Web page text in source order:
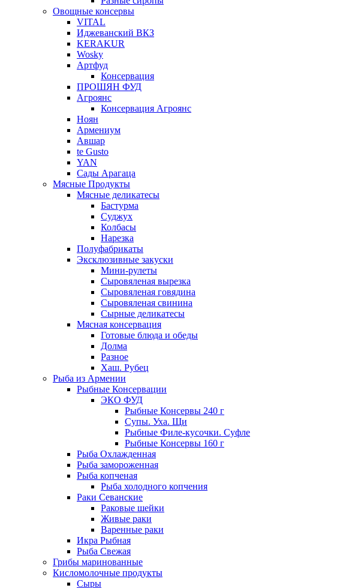
Овощные консервы
VITAL
Иджеванский ВКЗ
KERAKUR
Wosky
Артфуд
Консервация
ПРОШЯН ФУД
Агроянс
Консервация Агроянс
Ноян
Армениум
Авшар
te Gusto
YAN
Сады Арагаца
Мясные Продукты
Мясные деликатесы
Бастурма
Суджух
Колбасы
Нарезка
Полуфабрикаты
Эксклюзивные закуски
Мини-рулеты
Сыровяленая вырезка
Сыровяленая говядина
Сыровяленая свинина
Сырные деликатесы
Мясная консервация
Готовые блюда и обеды
Долма
Разное
Хаш. Рубец
Рыба из Армении
Рыбные Консервации
ЭКО ФУД
Рыбные Консервы 240 г
Супы. Уха. Щи
Рыбные Филе-кусочки. Суфле
Рыбные Консервы 160 г
Рыба Охлажденная
Рыба замороженная
Рыба копченая
Рыба холодного копчения
Раки Севанские
Раковые шейки
Живые раки
Варенные раки
Икра Рыбная
Рыба Свежая
Грибы маринованные
Кисломолочные продукты
Сыры